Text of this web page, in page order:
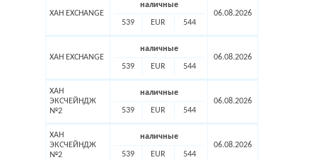
ХАН EXCHANGE
наличные
539 EUR 544
06.08.2026
ХАН EXCHANGE
наличные
539 EUR 544
06.08.2026
ХАН
ЭКСЧЕЙНДЖ
№2
наличные
539 EUR 544
06.08.2026
ХАН
ЭКСЧЕЙНДЖ
№2
наличные
539 EUR 544
06.08.2026